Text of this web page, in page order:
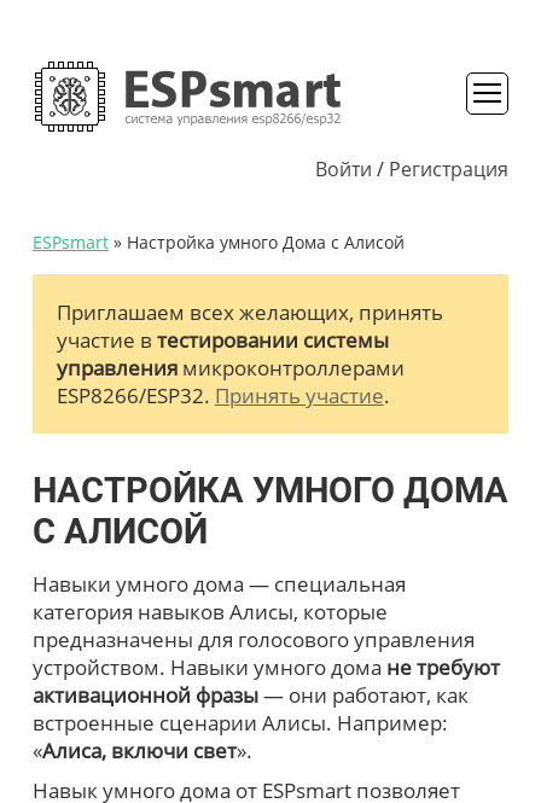
Войти / Регистрация
ESPsmart» Настройка умного Дома с Алисой
Приглашаем всех желающих, принять
участие в тестировании системы
управлениямикроконтроллерами
ESP8266/ESP32. Принять участие.
НАСТРОЙКА УМНОГО ДОМА
С АЛИСОЙ
Навыки умного дома — специальная
категория навыков Алисы, которые
предназначены для голосового управления
устройством. Навыки умного дома не требуют
активационной фразы— они работают, как
встроенные сценарии Алисы. Например:
«Алиса, включи свет».
Навык умного дома от ESPsmart позволяет